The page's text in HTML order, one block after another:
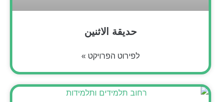
حديقة الاثنين
לפירוט הפרויקט »